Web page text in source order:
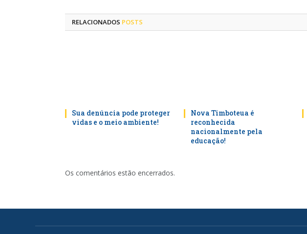
RELACIONADOS POSTS
Sua denúncia pode proteger
vidas e o meio ambiente!
Nova Timboteua é
reconhecida
nacionalmente pela
educação!
Os comentários estão encerrados.